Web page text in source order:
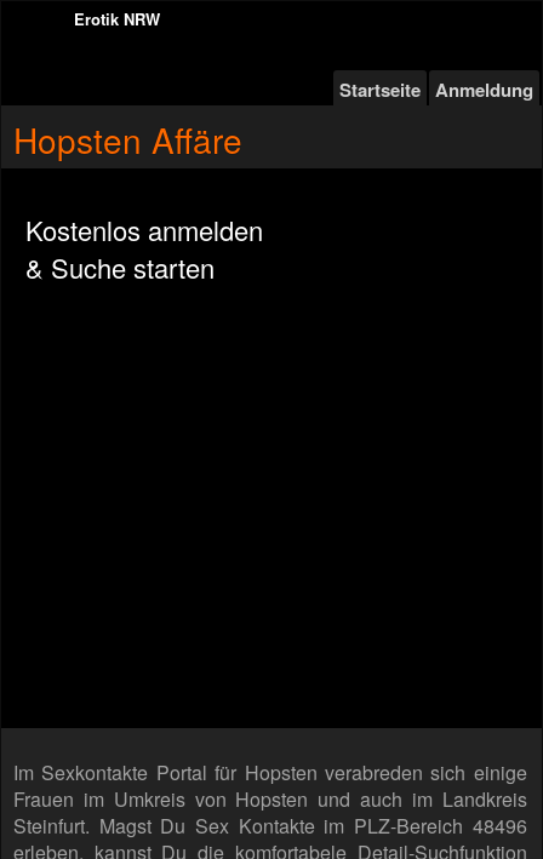
Erotik NRW
Startseite Anmeldung
Hopsten Affäre
Kostenlos anmelden
& Suche starten
Im Sexkontakte Portal für Hopsten verabreden sich einige
Frauen im Umkreis von Hopsten und auch im Landkreis
Steinfurt. Magst Du Sex Kontakte im PLZ-Bereich 48496
erleben, kannst Du die komfortabele Detail-Suchfunktion